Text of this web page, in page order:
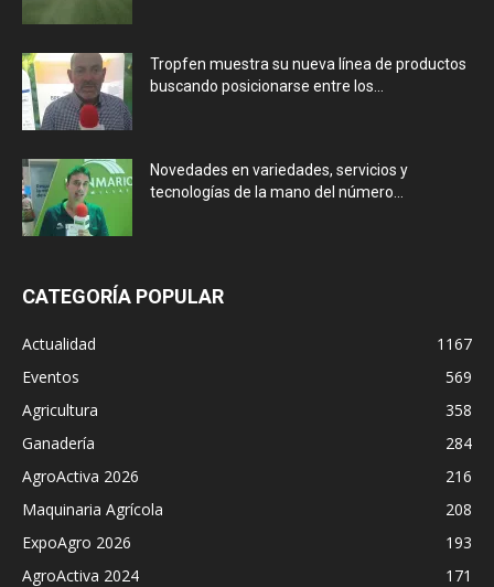
Tropfen muestra su nueva línea de productos
buscando posicionarse entre los...
Novedades en variedades, servicios y
tecnologías de la mano del número...
CATEGORÍA POPULAR
Actualidad
1167
Eventos
569
Agricultura
358
Ganadería
284
AgroActiva 2026
216
Maquinaria Agrícola
208
ExpoAgro 2026
193
AgroActiva 2024
171